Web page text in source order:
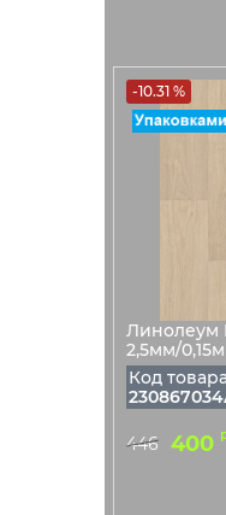
-10.31 %
Линолеум
2,5мм/
Код
446 400